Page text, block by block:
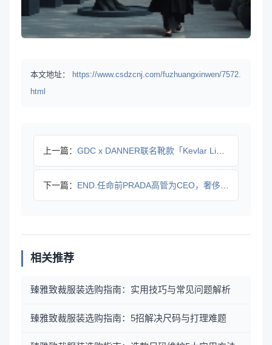
本文地址：
https://www.csdzcnj.com/fuzhuangxinwen/7572.
html
上一篇： GDC x DANNER联名靴款「Kevlar Light」
下一篇： END.任命前PRADA高管为CEO，奢侈品行业布局升级
相关推荐
臻雅致裁服装选购指南：实用技巧与常见问题解析
臻雅致裁服装选购指南：5招解决尺码与打理难题